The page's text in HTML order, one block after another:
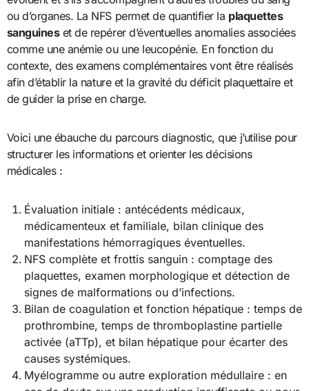
ou d’organes. La NFS permet de quantifier la plaquettes
sanguineset de repérer d’éventuelles anomalies associées
comme une anémie ou une leucopénie. En fonction du
contexte, des examens complémentaires vont être réalisés
afin d’établir la nature et la gravité du déficit plaquettaire et
de guider la prise en charge.
Voici une ébauche du parcours diagnostic, que j’utilise pour
structurer les informations et orienter les décisions
médicales :
Évaluation initiale : antécédents médicaux,
médicamenteux et familiale, bilan clinique des
manifestations hémorragiques éventuelles.
NFS complète et frottis sanguin : comptage des
plaquettes, examen morphologique et détection de
signes de malformations ou d’infections.
Bilan de coagulation et fonction hépatique : temps de
prothrombine, temps de thromboplastine partielle
activée (aTTp), et bilan hépatique pour écarter des
causes systémiques.
Myélogramme ou autre exploration médullaire : en